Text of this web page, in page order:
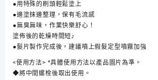
原
創
COSPLAY
商
品
數
量
●用特殊的刷頭輕鬆塗上
●邊塗抹邊整理，保有毛流感
●無臭無味，作業快樂舒心！
塗佈後的乾燥時間短♪
●髮片製作完成後，建議噴上假髮定型噴霧加強
<使用方法> *具體使用方法以產品圖片為準。
◆將中間螺栓後取出使用。